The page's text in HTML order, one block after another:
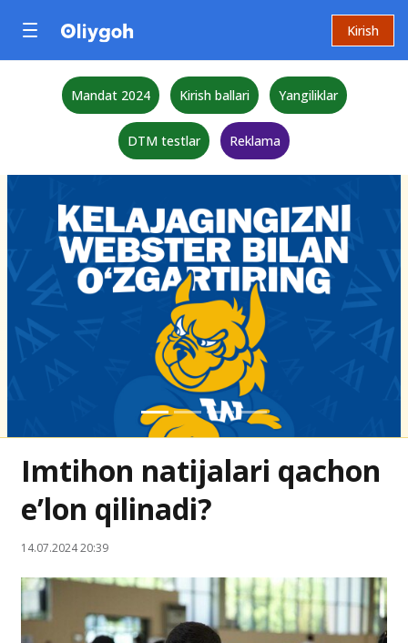
Kirish
Mandat 2024 Kirish ballari Yangiliklar
DTM testlar Reklama
Imtihon natijalari qachon
e’lon qilinadi?
14.07.2024 20:39